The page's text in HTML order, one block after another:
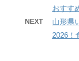
おすす
NEXT
山形県
2026！